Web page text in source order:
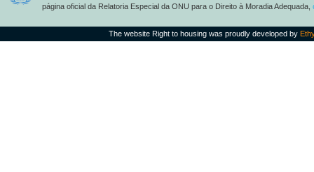
página oficial da Relatoria Especial da ONU para o Direito à Moradia Adequada,
The website Right to housing was proudly developed by